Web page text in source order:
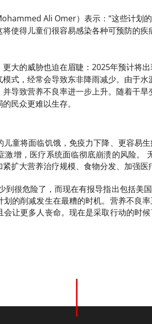
Ali Omer）表示：“这些计划
使得儿童们很容易感染各种可预防的
大的威胁也迫在眉睫：2025年预计将
式，经常会导致东非降雨减少。由于
导致营养不良率进一步上升。随着干
民众更难以生存。
童将面临饥饿，免疫力下降、更容易
增，医疗系统面临彻底崩溃的风险。
扩大营养治疗规模、食物分发、加强医
到很危险了，而现在有报导指出包括美
的削减发生在最糟的时机。营养不良
让更多人丧命。现在是采取行动的时